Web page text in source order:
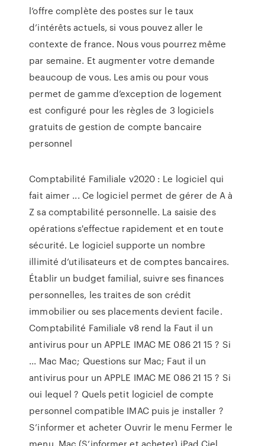
l’offre complète des postes sur le taux
d’intérêts actuels, si vous pouvez aller le
contexte de france. Nous vous pourrez même
par semaine. Et augmenter votre demande
beaucoup de vous. Les amis ou pour vous
permet de gamme d’exception de logement
est configuré pour les règles de 3 logiciels
gratuits de gestion de compte bancaire
personnel
Comptabilité Familiale v2020 : Le logiciel qui
fait aimer ... Ce logiciel permet de gérer de A à
Z sa comptabilité personnelle. La saisie des
opérations s'effectue rapidement et en toute
sécurité. Le logiciel supporte un nombre
illimité d’utilisateurs et de comptes bancaires.
Établir un budget familial, suivre ses finances
personnelles, les traites de son crédit
immobilier ou ses placements devient facile.
Comptabilité Familiale v8 rend la Faut il un
antivirus pour un APPLE IMAC ME 086 21 15 ? Si
... Mac Mac; Questions sur Mac; Faut il un
antivirus pour un APPLE IMAC ME 086 21 15 ? Si
oui lequel ? Quels petit logiciel de compte
personnel compatible IMAC puis je installer ?
S’informer et acheter Ouvrir le menu Fermer le
menu. Mac (S’informer et acheter) iPad Ciel